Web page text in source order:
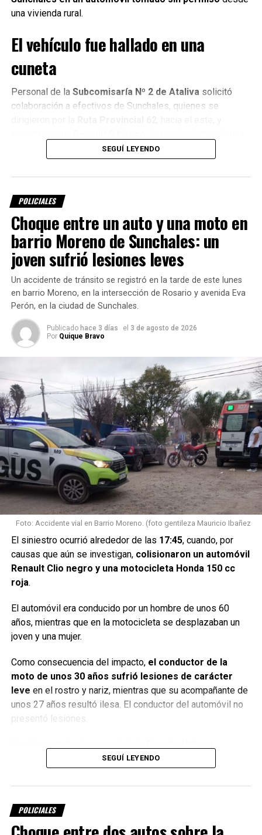
Por el momento no se conocieron mayores precisiones
vinculados al hecho.
Por Móvil Quique
TEMAS RELACIONADOS: CARRIBAR DESTACADO
ROBO
SUNCHALES
SIGUIENTE
Robo en instalaciones del servicio de agua potable de
Sunchales: sustrajeron herramientas y equipos de
trabajo
NO TE PIERDAS
Sunchales: detuvieron a dos jóvenes acusados de robarle
a un ciclista
una vivienda rural.
El vehículo fue hallado en una
cuneta
Personal de la Subcomisaría Nº 2 de Ataliva solicitó
colaboración a efectivos de Sunchales, quienes se
En el lugar, una mujer mujer manifestó que,
años y la pareja del adolescente, de 16 años
retirado sin autorización el automóvil de su esposo y
posteriormente sufrieron el despiste.
Los adolescentes fueron
encontrados sobre la Ruta 34
Tras un operativo de búsqueda, ambos menores fueron
Ruta Nacional 34, en jurisdicción de Sunchales.
Según informaron fuentes policiales, los adolescentes
trasladados por personal delservicio de emergencias
107al hospital local para recibir atención médica.
No hubo denuncias penales
decidió no presentar denuncia penalpor el hecho.
SEGUÍ LEYENDO
POLICIALES
Choque entre un auto y una moto en
barrio Moreno de Sunchales: un
joven sufrió lesiones leves
Un accidente de tránsito se registró en la tarde de este lunes
en barrio Moreno, en la intersección de Rosario y avenida Eva
Perón, en la ciudad de Sunchales.
Publicado hace 3 días el 3 de agosto de 2026
Por Quique Bravo
Foto: Accidente vial en Barrio Moreno. (foto gentileza Mauricio Ibañez
El siniestro ocurrió alrededor de las 17:45, cuando, por
causas que aún se investigan, colisionaron un automóvil
Renault Clio negro y una motocicleta Honda 150 cc
roja.
El automóvil era conducido por un hombre de unos 60
años, mientras que en la motocicleta se desplazaban un
joven y una mujer.
Como consecuencia del impacto, el conductor de la
moto de unos 30 años sufrió lesiones de carácter
leve en el rostro y nariz, mientras que su acompañante de
unos 27 años resultó ilesa. El conductor del automóvil no
presentó lesiones.
, el servicio de emergencias
realizaron las actuaciones correspondientes para
🎥Mira el video tras ocurrido el accidente(Gentileza
SEGUÍ LEYENDO
POLICIALES